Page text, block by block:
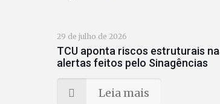
29 de julho de 2026
TCU aponta riscos estruturais
alertas feitos pelo Sinagências
Leia mais